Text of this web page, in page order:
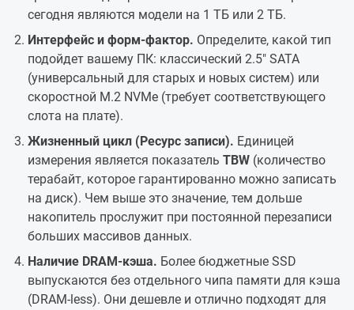
сегодня являются модели на 1 ТБ или 2 ТБ.
Интерфейс и форм-фактор. Определите, какой тип
подойдет вашему ПК: классический 2.5" SATA
(универсальный для старых и новых систем) или
скоростной M.2 NVMe (требует соответствующего
слота на плате).
Жизненный цикл (Ресурс записи). Единицей
измерения является показатель TBW (количество
терабайт, которое гарантированно можно записать
на диск). Чем выше это значение, тем дольше
накопитель прослужит при постоянной перезаписи
больших массивов данных.
Наличие DRAM-кэша. Более бюджетные SSD
выпускаются без отдельного чипа памяти для кэша
(DRAM-less). Они дешевле и отлично подходят для